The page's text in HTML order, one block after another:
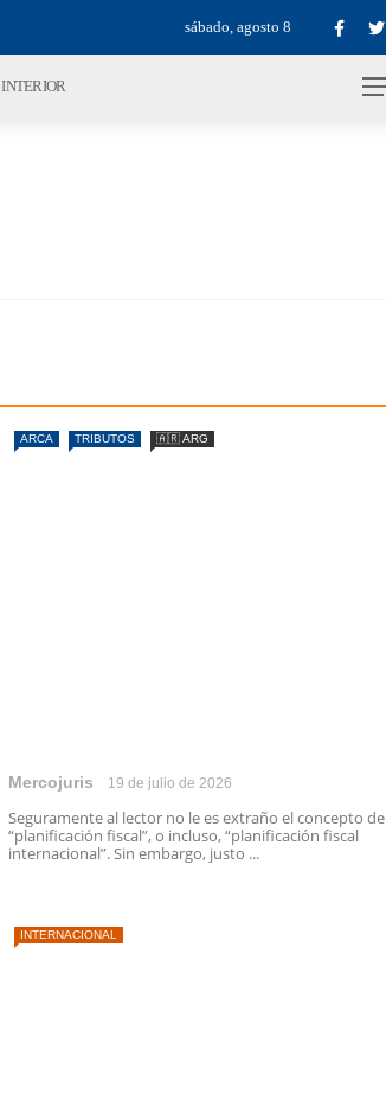
sábado, agosto 8
INTERIOR
ARCA TRIBUTOS 🇦🇷 ARG
Mercojuris 19 de julio de 2026
Seguramente al lector no le es extraño el concepto de
“planificación fiscal”, o incluso, “planificación fiscal
internacional”. Sin embargo, justo ...
INTERNACIONAL